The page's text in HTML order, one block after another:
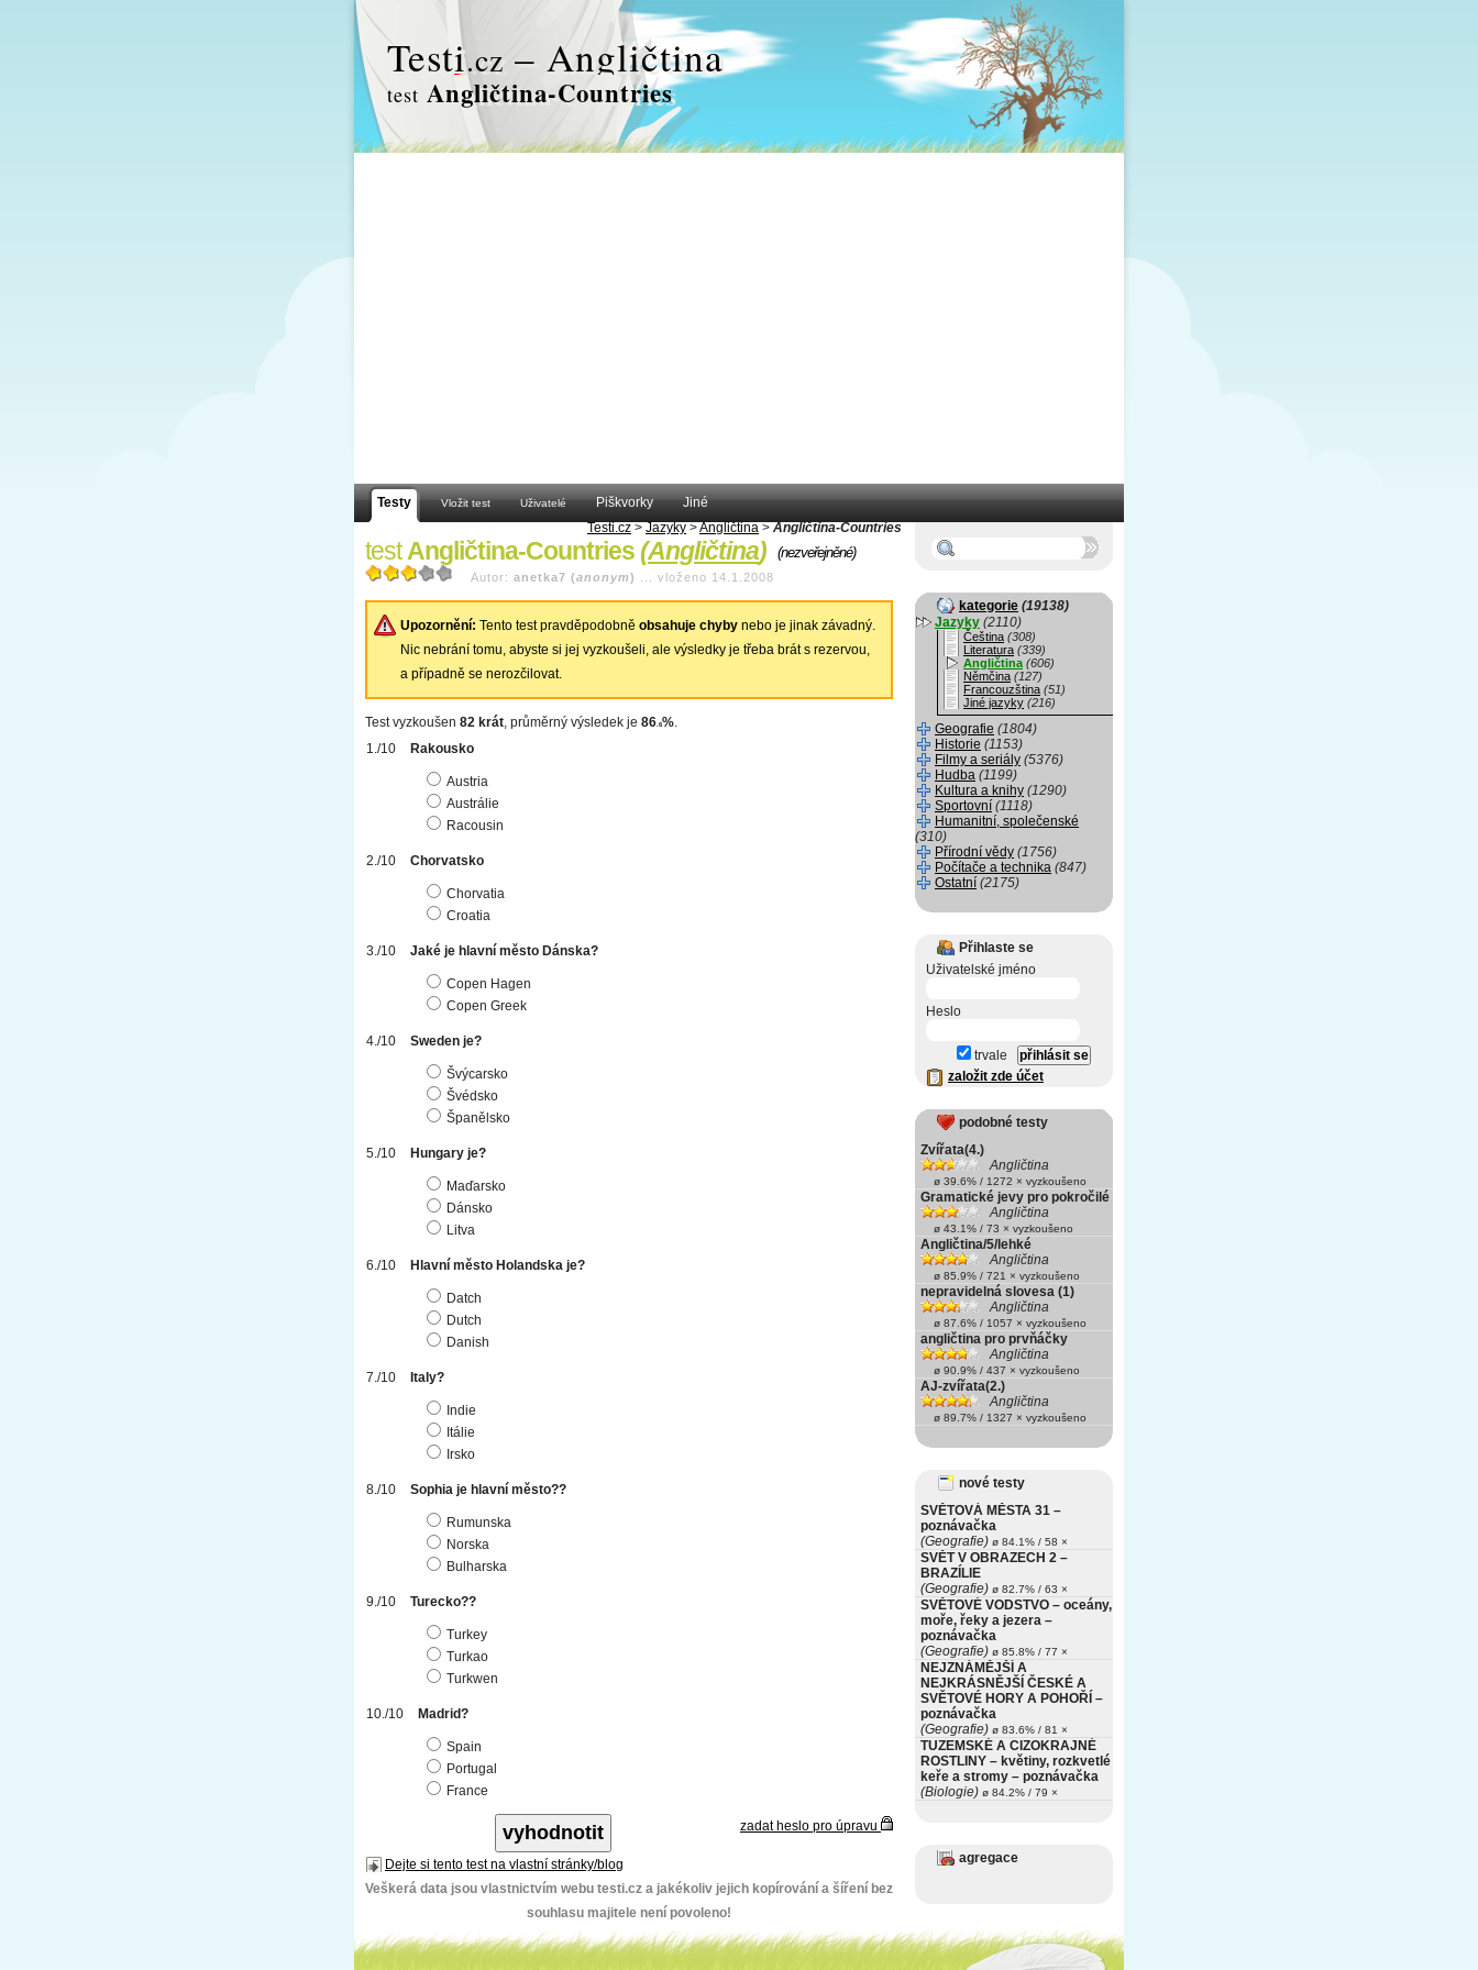
Testi.cz – Angličtina
test Angličtina-Countries
Testy Vložit test Uživatelé Piškvorky
Jiné
Testi.cz > Jazyky >Angličtina > Angličtina-Countries
testAngličtina-Countries(Angličtina) (nezveřejněné)
Autor: anetka7 (anonym) vloženo 14.1.2008
Upozornění: Tento test pravděpodobně obsahuje chyby nebo je jinak závadný.
Nic nebrání tomu, abyste si jej vyzkoušeli, ale výsledky je třeba brát s rezervou,
a případně se nerozčilovat.
Test vyzkoušen 82 krát, průměrný výsledek je 86 .6%.
Rakousko
Austria
Austrálie
Racousin
Chorvatsko
Chorvatia
Croatia
Jaké je hlavní město Dánska?
Copen Hagen
Copen Greek
Sweden je?
Švýcarsko
Švédsko
Španělsko
Hungary je?
Maďarsko
Dánsko
Litva
Hlavní město Holandska je?
Datch
Dutch
Danish
Italy?
Indie
Itálie
Irsko
Sophia je hlavní město??
Rumunska
Norska
Bulharska
Turecko??
Turkey
Turkao
Turkwen
Madrid?
Spain
Portugal
France
zadat heslo pro úpravu
Dejte si tento test na vlastní stránky/blog
Veškerá data jsou vlastnictvím webu testi.cz a jakékoliv jejich kopírování a šíření bez
souhlasu majitele není povoleno!
kategorie (19138)
Jazyky (2110)
Čeština (308)
Literatura (339)
Angličtina (606)
Němčina (127)
Francouzština (51)
Jiné jazyky (216)
Geografie (1804)
Historie (1153)
Filmy a seriály (5376)
Hudba (1199)
Kultura a knihy (1290)
Sportovní (1118)
Humanitní, společenské
(310)
Přírodní vědy (1756)
Počítače a technika (847)
Ostatní (2175)
Přihlaste se
Uživatelské jméno
Heslo
trvale
založit zde účet
podobné testy
Zvířata(4.)
Angličtina
ø 39.6% / 1272 × vyzkoušeno
Gramatické jevy pro pokročilé
Angličtina
ø 43.1% / 73 × vyzkoušeno
Angličtina/5/lehké
Angličtina
ø 85.9% / 721 × vyzkoušeno
nepravidelná slovesa (1)
Angličtina
ø 87.6% / 1057 × vyzkoušeno
angličtina pro prvňáčky
Angličtina
ø 90.9% / 437 × vyzkoušeno
AJ-zvířata(2.)
Angličtina
ø 89.7% / 1327 × vyzkoušeno
nové testy
SVĚTOVÁ MĚSTA 31 –
poznávačka
(Geografie) ø 84.1% / 58 ×
SVĚT V OBRAZECH 2 –
BRAZÍLIE
(Geografie) ø 82.7% / 63 ×
SVĚTOVÉ VODSTVO – oceány,
moře, řeky a jezera –
poznávačka
(Geografie) ø 85.8% / 77 ×
NEJZNÁMĚJŠÍ A
NEJKRÁSNĚJŠÍ ČESKÉ A
SVĚTOVÉ HORY A POHOŘÍ –
poznávačka
(Geografie) ø 83.6% / 81 ×
TUZEMSKÉ A CIZOKRAJNÉ
ROSTLINY – květiny, rozkvetlé
keře a stromy – poznávačka
(Biologie) ø 84.2% / 79 ×
agregace